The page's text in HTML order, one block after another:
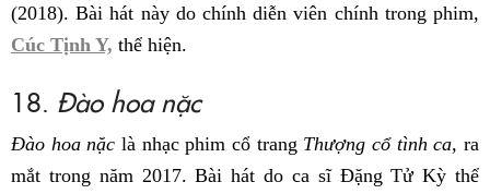
(2018). Bài hát này do chính diễn viên chính trong phim,
Cúc Tịnh Y, thể hiện.
18. Đào hoa nặc
Đào hoa nặc là nhạc phim cổ trang Thượng cổ tình ca, ra
mắt trong năm 2017. Bài hát do ca sĩ Đặng Tử Kỳ thể